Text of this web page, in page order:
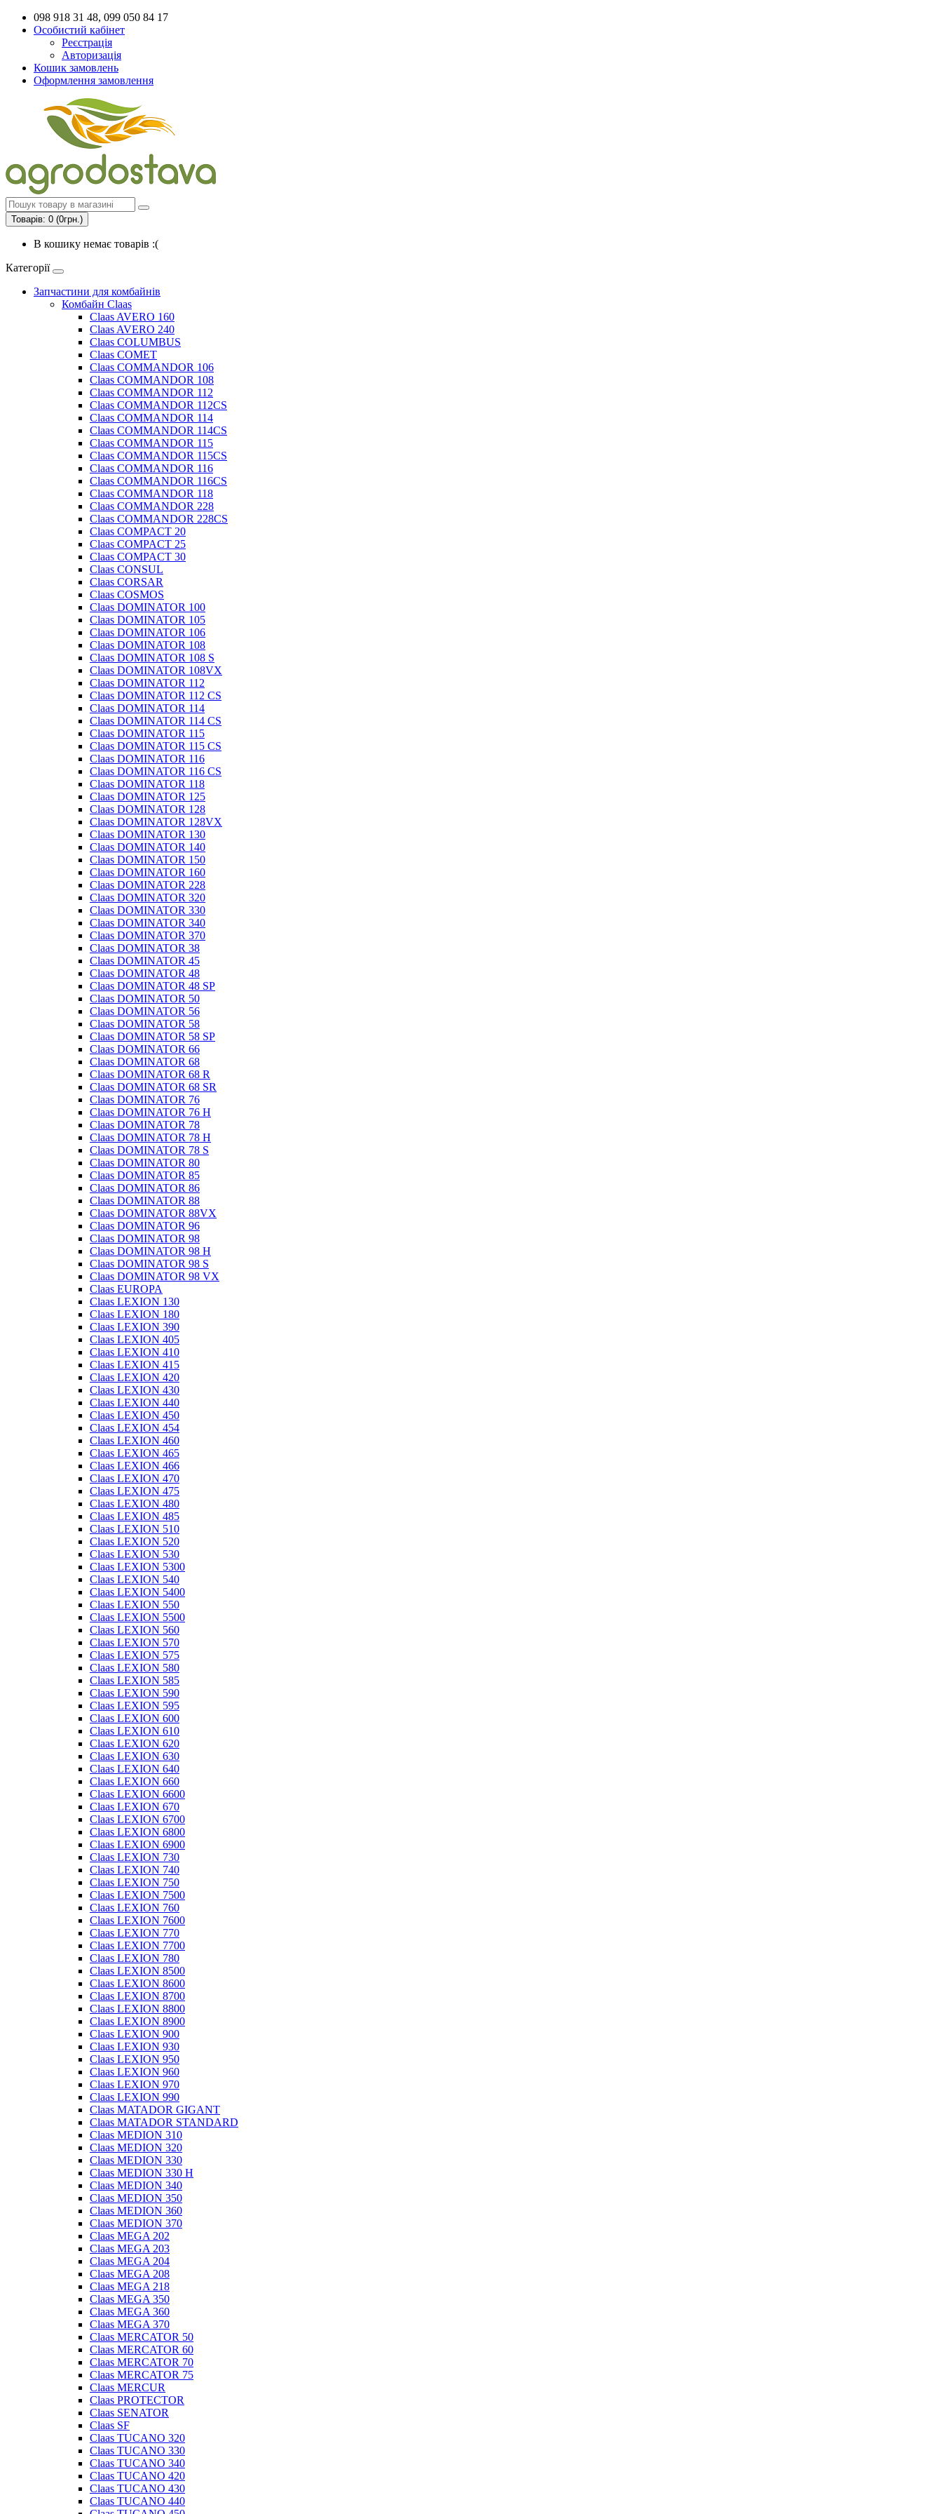
098 918 31 48, 099 050 84 17
Особистий кабінет
Реєстрація
Авторизація
Кошик замовлень
Оформлення замовлення
Товарів: 0 (0грн.)
В кошику немає товарів :(
Категорії
Запчастини для комбайнів
Комбайн Claas
Claas AVERO 160
Claas AVERO 240
Claas COLUMBUS
Claas COMET
Claas COMMANDOR 106
Claas COMMANDOR 108
Claas COMMANDOR 112
Claas COMMANDOR 112CS
Claas COMMANDOR 114
Claas COMMANDOR 114CS
Claas COMMANDOR 115
Claas COMMANDOR 115CS
Claas COMMANDOR 116
Claas COMMANDOR 116CS
Claas COMMANDOR 118
Claas COMMANDOR 228
Claas COMMANDOR 228CS
Claas COMPACT 20
Claas COMPACT 25
Claas COMPACT 30
Claas CONSUL
Claas CORSAR
Claas COSMOS
Claas DOMINATOR 100
Claas DOMINATOR 105
Claas DOMINATOR 106
Claas DOMINATOR 108
Claas DOMINATOR 108 S
Claas DOMINATOR 108VX
Claas DOMINATOR 112
Claas DOMINATOR 112 CS
Claas DOMINATOR 114
Claas DOMINATOR 114 CS
Claas DOMINATOR 115
Claas DOMINATOR 115 CS
Claas DOMINATOR 116
Claas DOMINATOR 116 CS
Claas DOMINATOR 118
Claas DOMINATOR 125
Claas DOMINATOR 128
Claas DOMINATOR 128VX
Claas DOMINATOR 130
Claas DOMINATOR 140
Claas DOMINATOR 150
Claas DOMINATOR 160
Claas DOMINATOR 228
Claas DOMINATOR 320
Claas DOMINATOR 330
Claas DOMINATOR 340
Claas DOMINATOR 370
Claas DOMINATOR 38
Claas DOMINATOR 45
Claas DOMINATOR 48
Claas DOMINATOR 48 SP
Claas DOMINATOR 50
Claas DOMINATOR 56
Claas DOMINATOR 58
Claas DOMINATOR 58 SP
Claas DOMINATOR 66
Claas DOMINATOR 68
Claas DOMINATOR 68 R
Claas DOMINATOR 68 SR
Claas DOMINATOR 76
Claas DOMINATOR 76 H
Claas DOMINATOR 78
Claas DOMINATOR 78 H
Claas DOMINATOR 78 S
Claas DOMINATOR 80
Claas DOMINATOR 85
Claas DOMINATOR 86
Claas DOMINATOR 88
Claas DOMINATOR 88VX
Claas DOMINATOR 96
Claas DOMINATOR 98
Claas DOMINATOR 98 H
Claas DOMINATOR 98 S
Claas DOMINATOR 98 VX
Claas EUROPA
Claas LEXION 130
Claas LEXION 180
Claas LEXION 390
Claas LEXION 405
Claas LEXION 410
Claas LEXION 415
Claas LEXION 420
Claas LEXION 430
Claas LEXION 440
Claas LEXION 450
Claas LEXION 454
Claas LEXION 460
Claas LEXION 465
Claas LEXION 466
Claas LEXION 470
Claas LEXION 475
Claas LEXION 480
Claas LEXION 485
Claas LEXION 510
Claas LEXION 520
Claas LEXION 530
Claas LEXION 5300
Claas LEXION 540
Claas LEXION 5400
Claas LEXION 550
Claas LEXION 5500
Claas LEXION 560
Claas LEXION 570
Claas LEXION 575
Claas LEXION 580
Claas LEXION 585
Claas LEXION 590
Claas LEXION 595
Claas LEXION 600
Claas LEXION 610
Claas LEXION 620
Claas LEXION 630
Claas LEXION 640
Claas LEXION 660
Claas LEXION 6600
Claas LEXION 670
Claas LEXION 6700
Claas LEXION 6800
Claas LEXION 6900
Claas LEXION 730
Claas LEXION 740
Claas LEXION 750
Claas LEXION 7500
Claas LEXION 760
Claas LEXION 7600
Claas LEXION 770
Claas LEXION 7700
Claas LEXION 780
Claas LEXION 8500
Claas LEXION 8600
Claas LEXION 8700
Claas LEXION 8800
Claas LEXION 8900
Claas LEXION 900
Claas LEXION 930
Claas LEXION 950
Claas LEXION 960
Claas LEXION 970
Claas LEXION 990
Claas MATADOR GIGANT
Claas MATADOR STANDARD
Claas MEDION 310
Claas MEDION 320
Claas MEDION 330
Claas MEDION 330 H
Claas MEDION 340
Claas MEDION 350
Claas MEDION 360
Claas MEDION 370
Claas MEGA 202
Claas MEGA 203
Claas MEGA 204
Claas MEGA 208
Claas MEGA 218
Claas MEGA 350
Claas MEGA 360
Claas MEGA 370
Claas MERCATOR 50
Claas MERCATOR 60
Claas MERCATOR 70
Claas MERCATOR 75
Claas MERCUR
Claas PROTECTOR
Claas SENATOR
Claas SF
Claas TUCANO 320
Claas TUCANO 330
Claas TUCANO 340
Claas TUCANO 420
Claas TUCANO 430
Claas TUCANO 440